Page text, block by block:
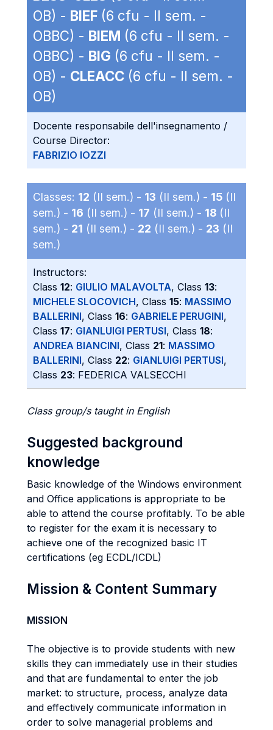
OB) - BIEF (6 cfu - II sem. -
OBBC) - BIEM (6 cfu - II sem. -
OBBC) - BIG (6 cfu - II sem. -
OB) - CLEACC (6 cfu - II sem. -
OB)
Docente responsabile dell'insegnamento /
Course Director:
FABRIZIO IOZZI
Classes: 12 (II sem.) - 13 (II sem.) - 15 (II
sem.) - 16 (II sem.) - 17 (II sem.) - 18 (II
sem.) - 21 (II sem.) - 22 (II sem.) - 23 (II
sem.)
Instructors:
Class 12: GIULIO MALAVOLTA, Class 13:
MICHELE SLOCOVICH, Class 15: MASSIMO
BALLERINI, Class 16: GABRIELE PERUGINI,
Class 17: GIANLUIGI PERTUSI, Class 18:
ANDREA BIANCINI, Class 21: MASSIMO
BALLERINI, Class 22: GIANLUIGI PERTUSI,
Class 23: FEDERICA VALSECCHI
Class group/s taught in English
Suggested background
knowledge
Basic knowledge of the Windows environment
and Office applications is appropriate to be
able to attend the course profitably. To be able
to register for the exam it is necessary to
achieve one of the recognized basic IT
certifications (eg ECDL/ICDL)
Mission & Content Summary
MISSION
The objective is to provide students with new
skills they can immediately use in their studies
and that are fundamental to enter the job
market: to structure, process, analyze data
and effectively communicate information in
order to solve managerial problems and